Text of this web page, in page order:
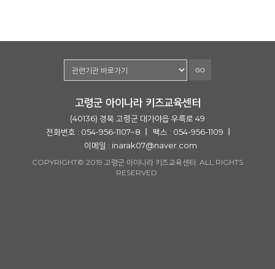
고령군 아이나라 키즈교육센터
(40136) 경북 고령군 대가야읍 우륵로 49
전화번호 : 054-956-1107~8
팩스 : 054-956-1109
이메일 : inarak07@naver.com
COPYRIGHT© 2019 고령군 아이나라 키즈교육센터. ALL RIGHTS
RESERVED.
GO